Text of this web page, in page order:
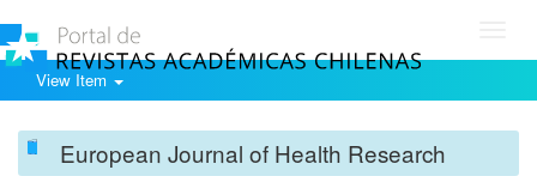
View Item
European Journal of Health Research